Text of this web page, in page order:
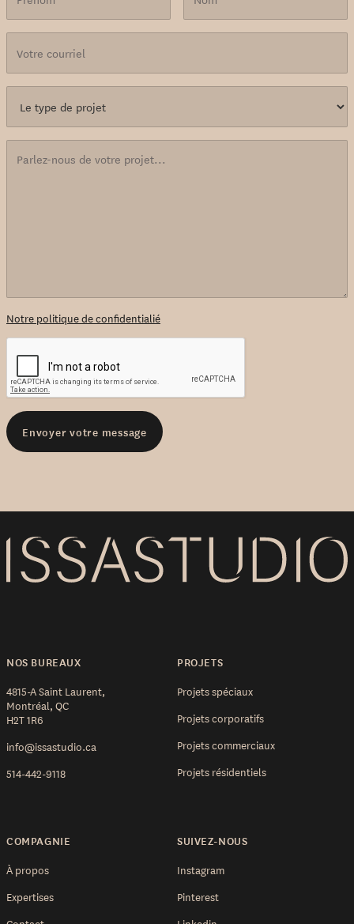
Notre politique de confidentialié
NOS BUREAUX
4815-A Saint Laurent,
Montréal, QC
H2T 1R6
info@issastudio.ca
514-442-9118
PROJETS
Projets spéciaux
Projets corporatifs
Projets commerciaux
Projets résidentiels
COMPAGNIE
À propos
Expertises
SUIVEZ-NOUS
Instagram
Pinterest